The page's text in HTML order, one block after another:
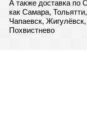
А также доставка по
как Самара,
Чапаевск,
Похвистнево